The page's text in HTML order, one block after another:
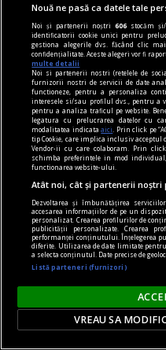
Focul ar fi pornit de
balconul unui
locuință.
România produce
pierde când are cea
Soluția: bateriile de
Nouă ne pasă ca datele tale
Noi și partenerii noștri606 stocăm
identificatorii cookie unici pentru
gestiona alegerile dvs. făcând clic
confidențialitate. Aceste alegeri vor fi
multe detalii
Noi si partenerii nostri (retelele de
furnizorii nostri de servicii de date
functioneze, pentru a personaliza
interesele si/sau profilul dvs., pentru a
pentru a analiza traficul pe website.
legatura cu prelucrarea datelor cu
modalitatea indicataaici
. Prin click pe
tip Cookie, care implica inclusiv acceptul
Vendor-ii cu care colaboram. Prin click
schimba preferintele in mod
functionarea website-ului.
Atât noi, cât și partenerii
Dezvoltarea și îmbunătățirea
accesarea informațiilor de pe un
personalizat. Crearea profilurilor de
publicității personalizate. Crearea
performanței conținutului. Înțelegerea
diferite. Utilizarea de date limitate
a selecta conținutul. Date precise de
Listă parteneri (furnizori)
VREAU SA